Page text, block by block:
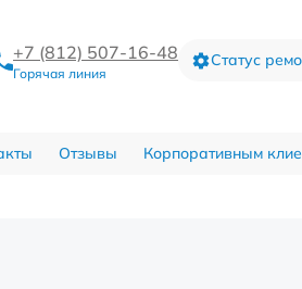
+7 (812) 507-16-48
Горячая линия
Статус
Отзывы Корпоративным